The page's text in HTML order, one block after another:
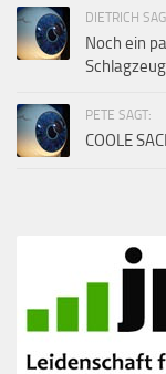
DIETRICH
Noch ein
PETE SAGT:
COOLE